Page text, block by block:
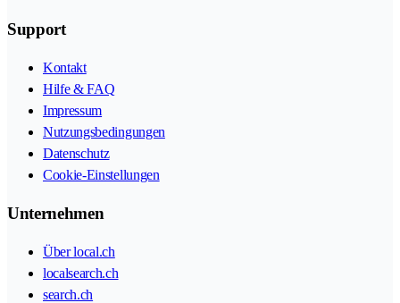
Support
Kontakt
Hilfe & FAQ
Impressum
Nutzungsbedingungen
Datenschutz
Cookie-Einstellungen
Unternehmen
Über local.ch
localsearch.ch
search.ch